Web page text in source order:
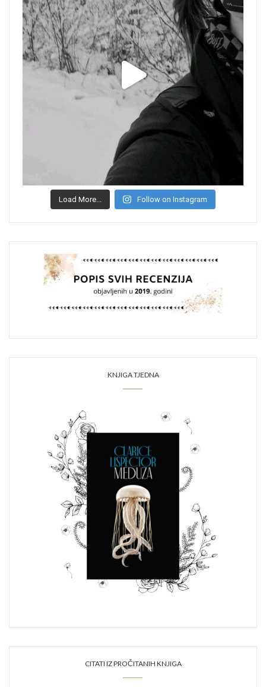
Load More... Follow on Instagram
KNJIGA TJEDNA
CITATI IZ PROČITANIH KNJIGA